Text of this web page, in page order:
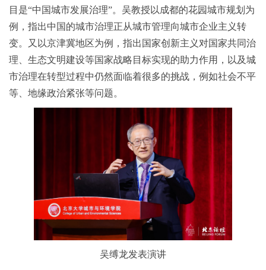
目是“中国城市发展治理”。吴教授以成都的花园城市规划为
例，指出中国的城市治理正从城市管理向城市企业主义转
变。又以京津冀地区为例，指出国家创新主义对国家共同治
理、生态文明建设等国家战略目标实现的助力作用，以及城
市治理在转型过程中仍然面临着很多的挑战，例如社会不平
等、地缘政治紧张等问题。
吴缚龙发表演讲